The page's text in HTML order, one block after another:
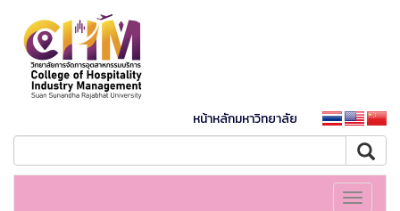
หน้าหลักมหาวิทยาลัย
Toggle